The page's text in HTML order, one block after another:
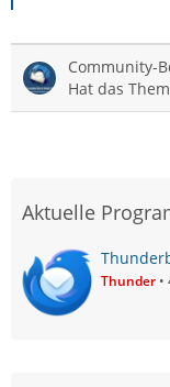
Community-
Hat das
Aktuelle
Thunder